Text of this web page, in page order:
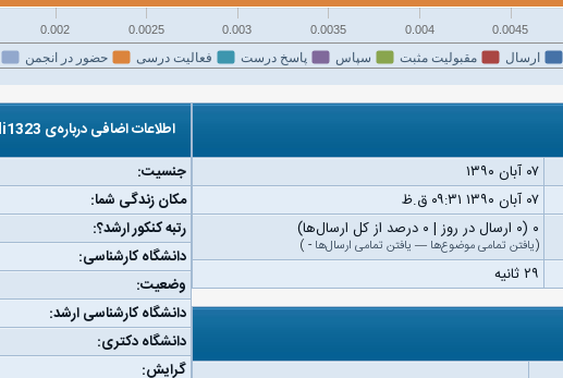
ارسال مقبولیت مثبت سپاس پاسخ درست فعالیت درسی حضور در انجمن
0.002 0.0025 0.003 0.0035 0.004 0.0045
۰۷ آبان ۱۳۹۰
۰۷ آبان ۱۳۹۰ ۰۹:۳۱ ق.ظ
۰ (۰ ارسال در روز | ۰ درصد از کل ارسال‌ها)
(یافتن تمامی موضوع‌ها — یافتن تمامی ارسال‌ها -
)
۲۹ ثانیه
اطلاعات اضافی درباره‌ی ali1323
جنسیت:
مکان زندگی شما:
رتبه کنکور ارشد؟:
دانشگاه کارشناسی:
وضعیت:
دانشگاه کارشناسی ارشد:
دانشگاه دکتری:
گرایش: